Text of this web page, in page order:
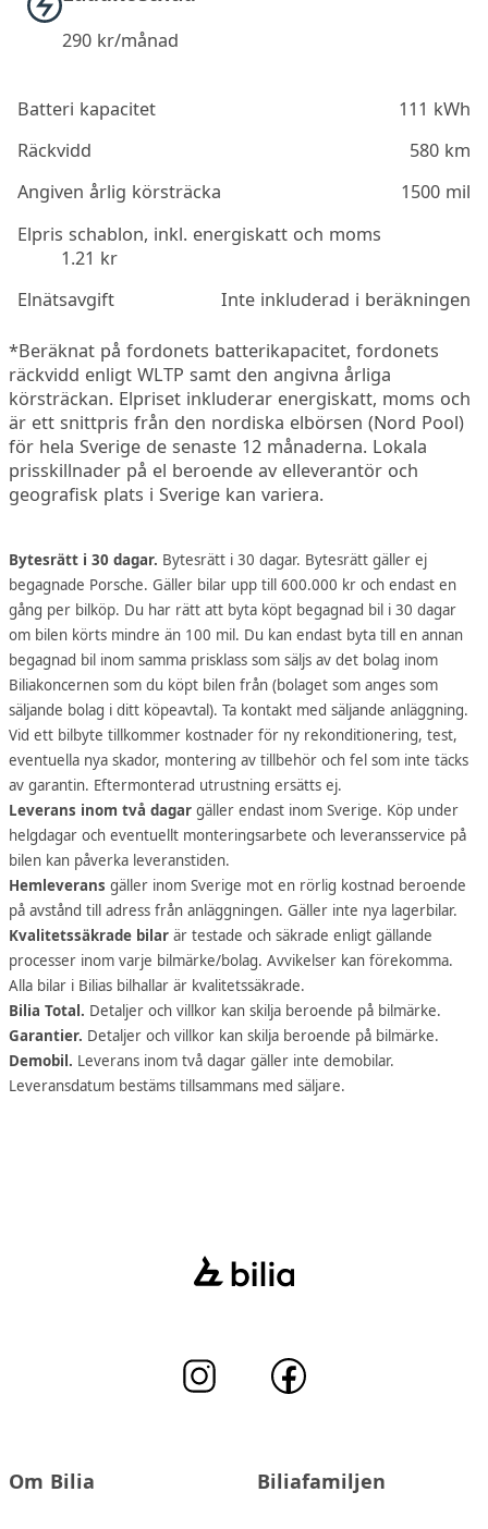
290kr/månad
Batteri kapacitet
111 kWh
Räckvidd
580 km
Angiven årlig körsträcka
1500 mil
Elpris schablon, inkl. energiskatt och moms
1.21 kr
Elnätsavgift
Inte inkluderad i beräkningen
*Beräknat på fordonets batterikapacitet, fordonets
räckvidd enligt WLTP samt den angivna årliga
körsträckan. Elpriset inkluderar energiskatt, moms och
är ett snittpris från den nordiska elbörsen (Nord Pool)
för hela Sverige de senaste 12 månaderna. Lokala
prisskillnader på el beroende av elleverantör och
geografisk plats i Sverige kan variera.
Bytesrätt i 30 dagar. Bytesrätt i 30 dagar. Bytesrätt gäller ej
begagnade Porsche. Gäller bilar upp till 600.000 kr och endast en
gång per bilköp. Du har rätt att byta köpt begagnad bil i 30 dagar
om bilen körts mindre än 100 mil. Du kan endast byta till en annan
begagnad bil inom samma prisklass som säljs av det bolag inom
Biliakoncernen som du köpt bilen från (bolaget som anges som
säljande bolag i ditt köpeavtal). Ta kontakt med säljande anläggning.
Vid ett bilbyte tillkommer kostnader för ny rekonditionering, test,
eventuella nya skador, montering av tillbehör och fel som inte täcks
av garantin. Eftermonterad utrustning ersätts ej.
Leverans inom två dagar gäller endast inom Sverige. Köp under
helgdagar och eventuellt monteringsarbete och leveransservice på
bilen kan påverka leveranstiden.
Hemleverans gäller inom Sverige mot en rörlig kostnad beroende
på avstånd till adress från anläggningen. Gäller inte nya lagerbilar.
Kvalitetssäkrade bilar är testade och säkrade enligt gällande
processer inom varje bilmärke/bolag. Avvikelser kan förekomma.
Alla bilar i Bilias bilhallar är kvalitetssäkrade.
Bilia Total. Detaljer och villkor kan skilja beroende på bilmärke.
Garantier. Detaljer och villkor kan skilja beroende på bilmärke.
Demobil. Leverans inom två dagar gäller inte demobilar.
Leveransdatum bestäms tillsammans med säljare.
Om Bilia Biliafamiljen